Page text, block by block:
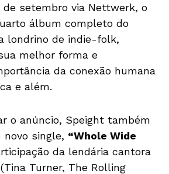
de setembro via Nettwerk, o
álbum completo do
londrino de indie-folk,
melhor forma e
da conexão humana
e além.
o anúncio, Speight também
novo single, “Whole Wide
da lendária cantora
(Tina Turner, The Rolling